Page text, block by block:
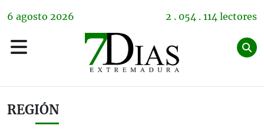
6 agosto 2026 2 . 054 . 114 lectores
REGIÓN